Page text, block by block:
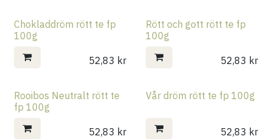
Chokladdröm rött te fp
100g
52,83 kr
Rött och gott rött te fp
100g
52,83 kr
Rooibos Neutralt rött te
fp 100g
52,83 kr
Vår dröm rött te fp 100g
52,83 kr